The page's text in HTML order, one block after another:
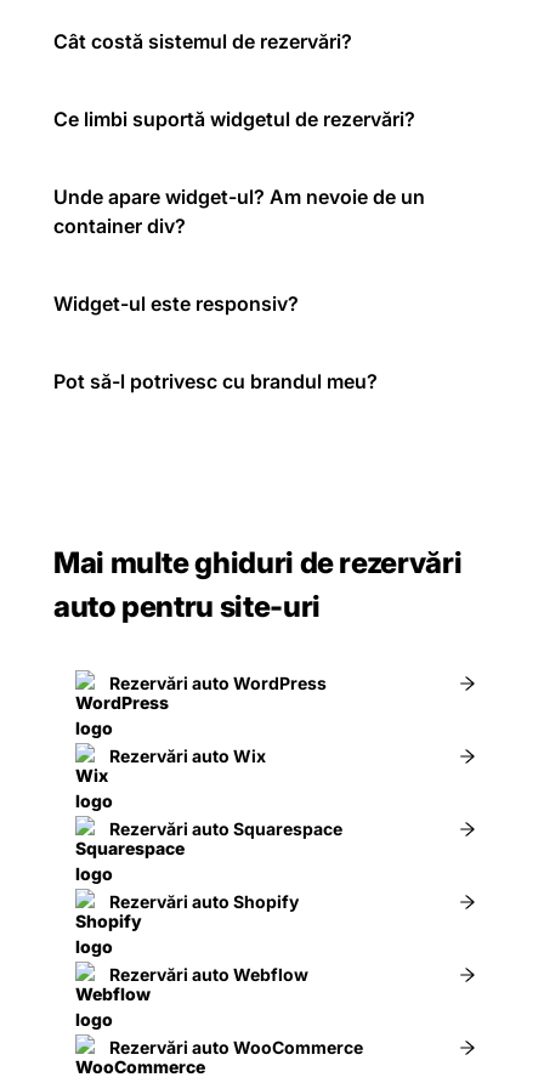
Cât costă sistemul de rezervări?
Ce limbi suportă widgetul de rezervări?
Unde apare widget-ul? Am nevoie de un
container div?
Widget-ul este responsiv?
Pot să-l potrivesc cu brandul meu?
Mai multe ghiduri de rezervări
auto pentru site-uri
Rezervări auto WordPress
Rezervări auto Wix
Rezervări auto Squarespace
Rezervări auto Shopify
Rezervări auto Webflow
Rezervări auto WooCommerce